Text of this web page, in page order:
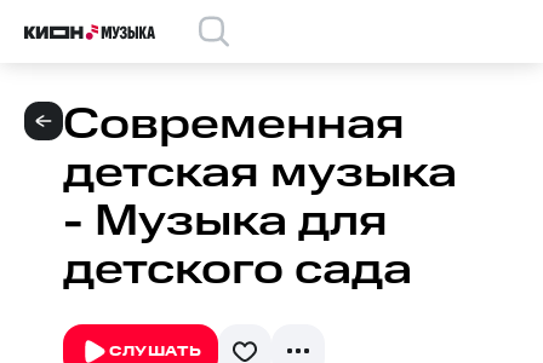
Современная
детская музыка
- Музыка для
детского сада
СЛУШАТЬ